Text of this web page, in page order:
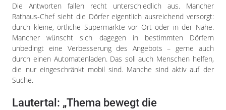
Die Antworten fallen recht unterschiedlich aus. Mancher
Rathaus-Chef sieht die Dörfer eigentlich ausreichend versorgt:
durch kleine, örtliche Supermärkte vor Ort oder in der Nähe.
Mancher wünscht sich dagegen in bestimmten Dörfern
unbedingt eine Verbesserung des Angebots – gerne auch
durch einen Automatenladen. Das soll auch Menschen helfen,
die nur eingeschränkt mobil sind. Manche sind aktiv auf der
Suche.
Lautertal: „Thema bewegt die